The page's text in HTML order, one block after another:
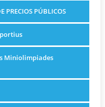
PRECIOS PÚBLICOS
Miniolimpiades